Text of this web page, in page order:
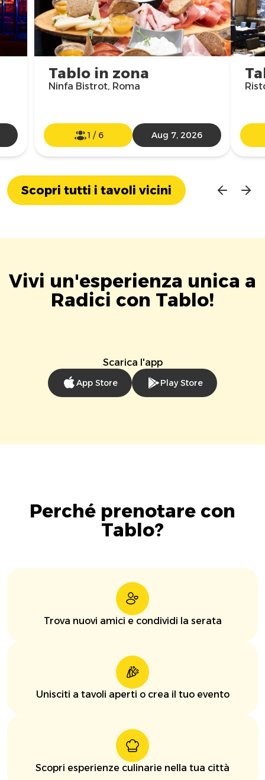
Tablo in zona
Ninfa Bistrot, Roma
1 / 6 Aug 7, 2026
Scopri tutti i tavoli vicini
Vivi un'esperienza unica a
Radici con Tablo!
Scarica l'app
App Store Play Store
Perché prenotare con
Tablo?
Trova nuovi amici e condividi la serata
Unisciti a tavoli aperti o crea il tuo evento
Scopri esperienze culinarie nella tua città